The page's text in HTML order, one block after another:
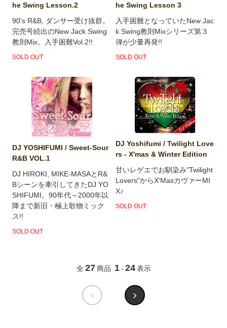
he Swing Lesson.2
90's R&B, ダンサー受け抜群。
完売号続出のNew Jack Swing
教則Mix。入手困難Vol.2!!
SOLD OUT
he Swing Lesson 3
入手困難となっていたNew Jac
k Swing教則Mixシリーズ第３
弾が少量再発!!
SOLD OUT
DJ YOSHIFUMI / Sweet-Sour
R&B VOL.1
DJ HIROKI, MIKE-MASAとR&
Bシーンを牽引してきたDJ YO
SHIFUMI。90年代～2000年以
降まで新旧・極上歌物ミック
ス!!
SOLD OUT
DJ Yoshifumi / Twilight Love
rs - X'mas & Winter Edition
甘いレゲエでお馴染み"Twilight
Lovers"からX'MasカヴァーMI
X♪
SOLD OUT
全 27 商品 1 - 24 表示